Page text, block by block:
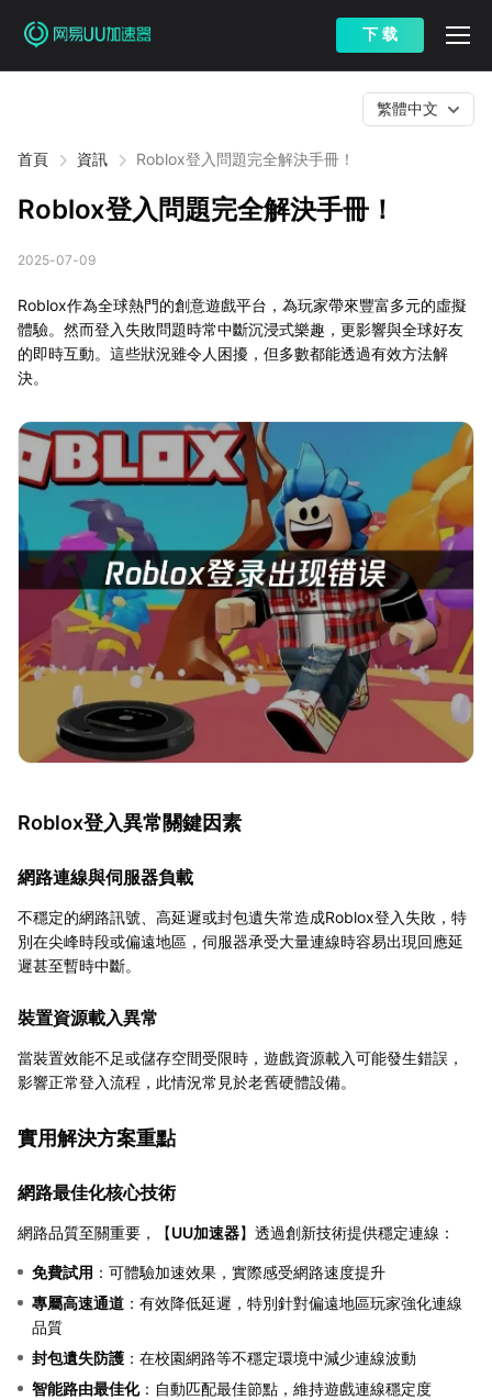
下 载
首頁 資訊 Roblox登入問題完全解決手冊！
繁體中文
Roblox登入問題完全解決手冊！
2025-07-09
Roblox作為全球熱門的創意遊戲平台，為玩家帶來豐富多元的虛擬
體驗。然而登入失敗問題時常中斷沉浸式樂趣，更影響與全球好友
的即時互動。這些狀況雖令人困擾，但多數都能透過有效方法解
決。
Roblox登入異常關鍵因素
網路連線與伺服器負載
不穩定的網路訊號、高延遲或封包遺失常造成Roblox登入失敗，特
別在尖峰時段或偏遠地區，伺服器承受大量連線時容易出現回應延
遲甚至暫時中斷。
裝置資源載入異常
當裝置效能不足或儲存空間受限時，遊戲資源載入可能發生錯誤，
影響正常登入流程，此情況常見於老舊硬體設備。
實用解決方案重點
網路最佳化核心技術
網路品質至關重要，【UU加速器】透過創新技術提供穩定連線：
免費試用 ：可體驗加速效果，實際感受網路速度提升
專屬高速通道 ：有效降低延遲，特別針對偏遠地區玩家強化連線
品質
封包遺失防護 ：在校園網路等不穩定環境中減少連線波動
智能路由最佳化：自動匹配最佳節點，維持遊戲連線穩定度